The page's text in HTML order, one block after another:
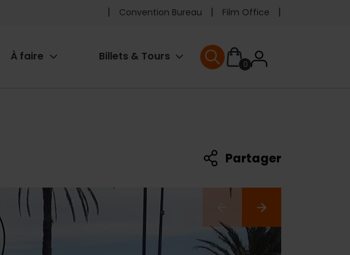
Pre
header
Convention Bureau Film Office
À faire Billets & Tours
0User
User menu
Partager